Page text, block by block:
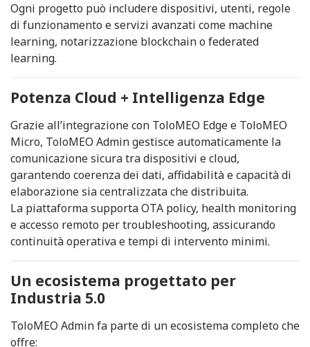
Ogni progetto può includere dispositivi, utenti, regole
di funzionamento e servizi avanzati come machine
learning, notarizzazione blockchain o federated
learning.
Potenza Cloud + Intelligenza Edge
Grazie all’integrazione con ToloMEO Edge e ToloMEO
Micro, ToloMEO Admin gestisce automaticamente la
comunicazione sicura tra dispositivi e cloud,
garantendo coerenza dei dati, affidabilità e capacità di
elaborazione sia centralizzata che distribuita.
La piattaforma supporta OTA policy, health monitoring
e accesso remoto per troubleshooting, assicurando
continuità operativa e tempi di intervento minimi.
Un ecosistema progettato per
Industria 5.0
ToloMEO Admin fa parte di un ecosistema completo che
offre: